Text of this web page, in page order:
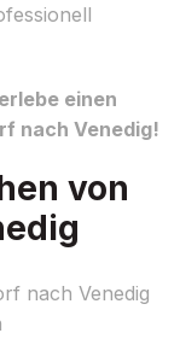
einen
nach Venedig!
von
nach Venedig